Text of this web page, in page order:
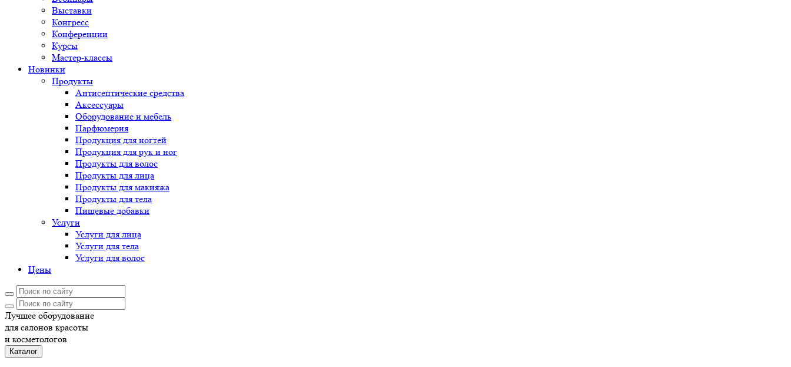
Выставки
Конгресс
Конференции
Курсы
Мастер-классы
Новинки
Продукты
Антисептические средства
Аксессуары
Оборудование и мебель
Парфюмерия
Продукция для ногтей
Продукция для рук и ног
Продукты для волос
Продукты для лица
Продукты для макияжа
Продукты для тела
Пищевые добавки
Услуги
Услуги для лица
Услуги для тела
Услуги для волос
Цены
Лучшее оборудование
для салонов красоты
и косметологов
Каталог